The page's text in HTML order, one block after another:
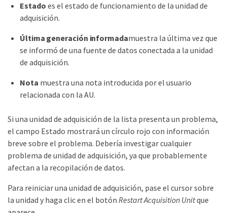
Estado es el estado de funcionamiento de la unidad de
adquisición.
Última generación informadamuestra la última vez que
se informó de una fuente de datos conectada a la unidad
de adquisición.
Nota muestra una nota introducida por el usuario
relacionada con la AU.
Si una unidad de adquisición de la lista presenta un problema,
el campo Estado mostrará un círculo rojo con información
breve sobre el problema. Debería investigar cualquier
problema de unidad de adquisición, ya que probablemente
afectan a la recopilación de datos.
Para reiniciar una unidad de adquisición, pase el cursor sobre
la unidad y haga clic en el botón Restart Acquisition Unitque